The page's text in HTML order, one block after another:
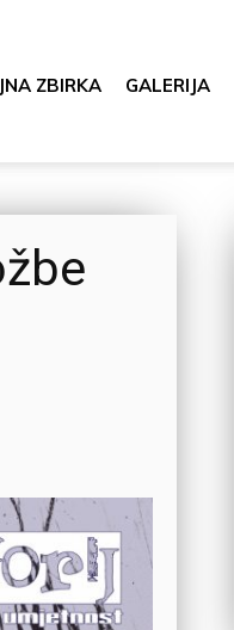
ZBIRKA GALERIJA